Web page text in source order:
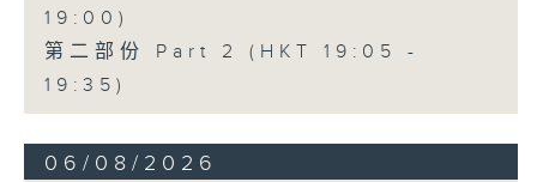
19:00)
第二部份 Part 2 (HKT 19:05 -
19:35)
06/08/2026